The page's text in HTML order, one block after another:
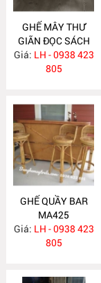
GHẾ MÂY THƯ
GIÃN ĐỌC SÁCH
MA447
Giá: LH - 0938 423
805
GHẾ QUẦY BAR
MA425
Giá: LH - 0938 423
805